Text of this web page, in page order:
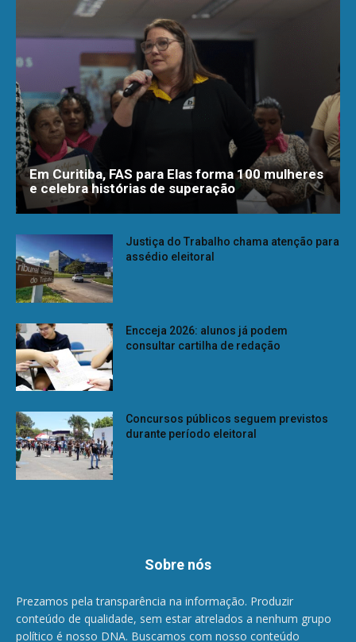
Em Curitiba, FAS para Elas forma 100 mulheres
e celebra histórias de superação
Justiça do Trabalho chama atenção para
assédio eleitoral
Encceja 2026: alunos já podem
consultar cartilha de redação
Concursos públicos seguem previstos
durante período eleitoral
Sobre nós
Prezamos pela transparência na informação. Produzir
conteúdo de qualidade, sem estar atrelados a nenhum grupo
político é nosso DNA. Buscamos com nosso conteúdo